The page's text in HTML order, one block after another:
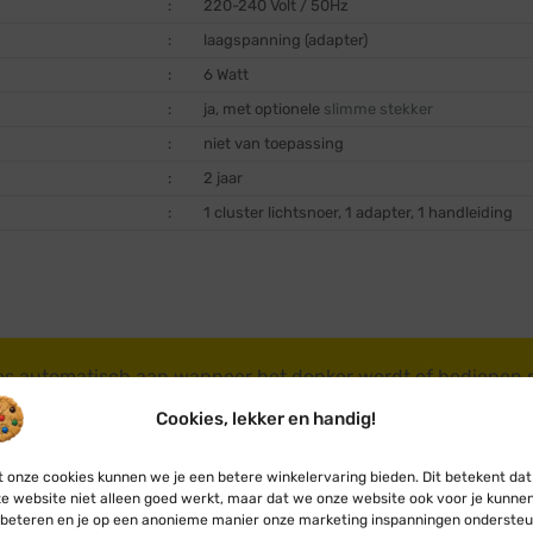
Cookies, lekker en handig!
onze cookies kunnen we je een betere winkelervaring bieden. Dit betekent dat
website niet alleen goed werkt, maar dat we onze website ook voor je
en je op een anonieme manier onze marketing inspanningen
:
220-240 Volt / 50Hz
:
laagspanning (adapter)
:
6 Watt
: ja, met optionele slimme stekker
:
niet van toepassing
:
2 jaar
: 1 cluster lichtsnoer, 1 adapter, 1 handleiding
automatisch aan wanneer het donker wordt of bedienen
Bestel dan een
schemerschakelaar slimme stekker
Meer accessoires